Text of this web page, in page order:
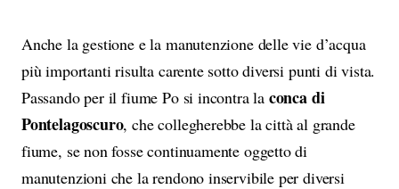
Anche la gestione e la manutenzione delle vie d’acqua
più importanti risulta carente sotto diversi punti di vista.
Passando per il fiume Po si incontra la conca di
Pontelagoscuro, che collegherebbe la città al grande
fiume, se non fosse continuamente oggetto di
manutenzioni che la rendono inservibile per diversi